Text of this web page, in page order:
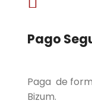
Pago
Paga de
Bizum.